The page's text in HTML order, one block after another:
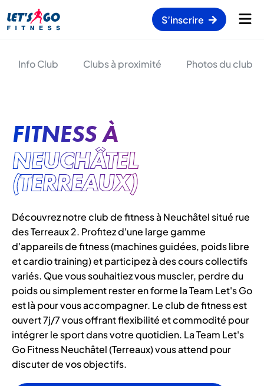
S’inscrire
Info Club Clubs à proximité Photos du club
FITNESS À
NEUCHÂTEL
(TERREAUX)
Découvrez notre club de fitness à Neuchâtel situé rue
des Terreaux 2. Profitez d'une large gamme
d'appareils de fitness (machines guidées, poids libre
et cardio training) et participez à des cours collectifs
variés. Que vous souhaitiez vous muscler, perdre du
poids ou simplement rester en forme la Team Let's Go
est là pour vous accompagner. Le club de fitness est
ouvert 7j/7 vous offrant flexibilité et commodité pour
intégrer le sport dans votre quotidien. La Team Let's
Go Fitness Neuchâtel (Terreaux) vous attend pour
discuter de vos objectifs.